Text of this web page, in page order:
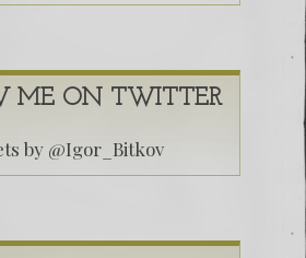
ME ON TWITTER
by @Igor_Bitkov